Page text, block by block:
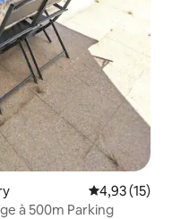
Évaluation
4,93 (15)
à 500m Parking